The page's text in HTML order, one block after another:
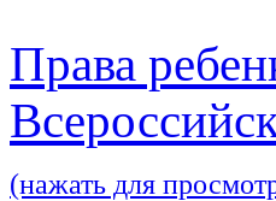
Права
(нажать для